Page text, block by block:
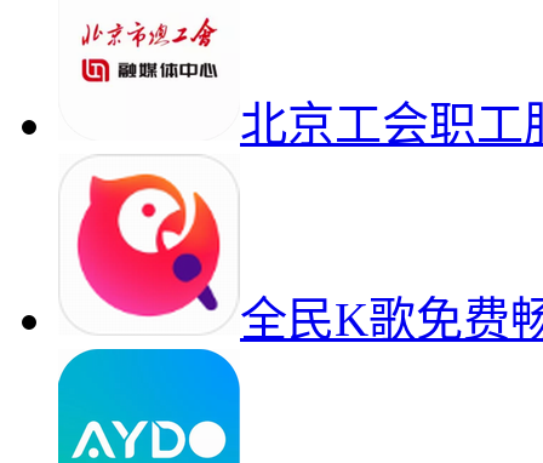
北京工会职工
全民K歌免费